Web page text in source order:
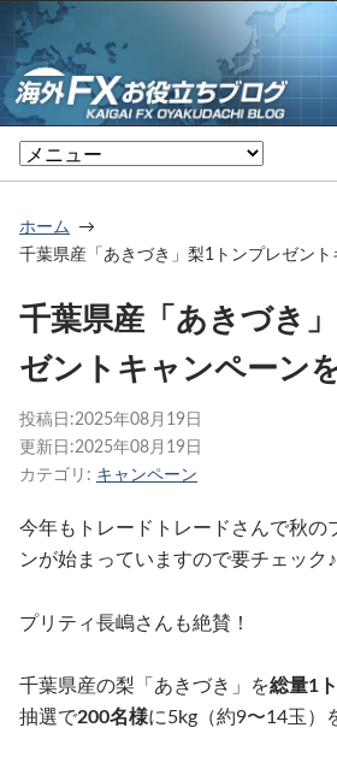
ホーム
千葉県産「あきづき」梨1トンプレゼント
千葉県産「あきづき
ゼントキャンペーン
投稿日:2025年08月19日
更新日:2025年08月19日
カテゴリ: キャンペーン
今年もトレードトレードさんで秋の
ンが始まっていますので要チェック♪
プリティ長嶋さんも絶賛！
千葉県産の梨「あきづき」を総量1
抽選で200名様に5kg（約9〜14玉）